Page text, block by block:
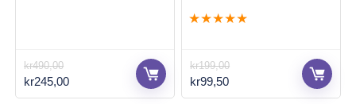
kr490,00
Opprinnelig
pris
kr245,00Nåværende
pris
★★★★★
kr199,00
Opprinnelig
pris
kr99,50Nåværende
pris